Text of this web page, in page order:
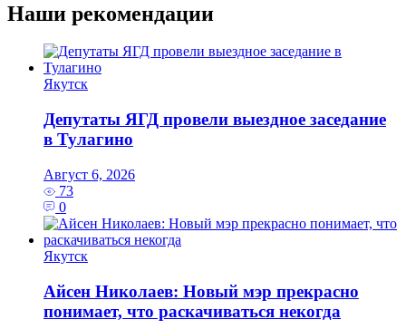
Наши рекомендации
Якутск
Депутаты ЯГД провели выездное заседание
в Тулагино
Август 6, 2026
73
0
Якутск
Айсен Николаев: Новый мэр прекрасно
понимает, что раскачиваться некогда